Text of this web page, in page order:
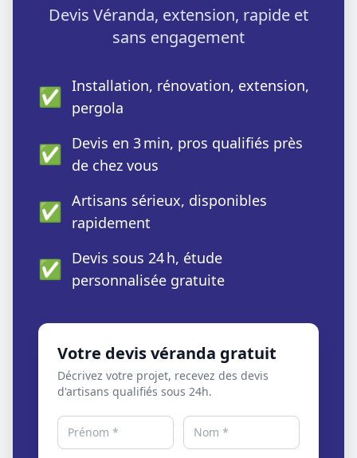
Devis Véranda, extension, rapide et
sans engagement
✅ Installation, rénovation, extension,
pergola
✅ Devis en 3 min, pros qualifiés près
de chez vous
✅ Artisans sérieux, disponibles
rapidement
✅ Devis sous 24 h, étude
personnalisée gratuite
Votre devis véranda gratuit
Décrivez votre projet, recevez des devis
d'artisans qualifiés sous 24h.